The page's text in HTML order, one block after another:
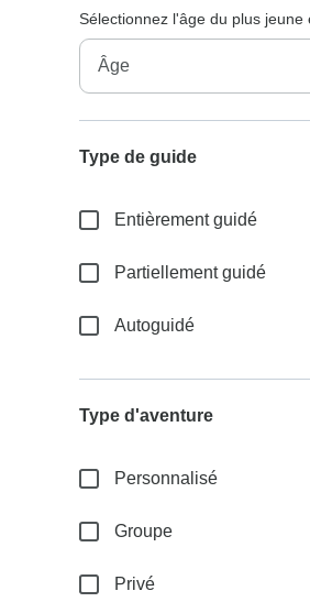
Sélectionnez l'âge du plus jeune
Type de guide
Entièrement guidé
Partiellement guidé
Autoguidé
Type d'aventure
Personnalisé
Groupe
Privé